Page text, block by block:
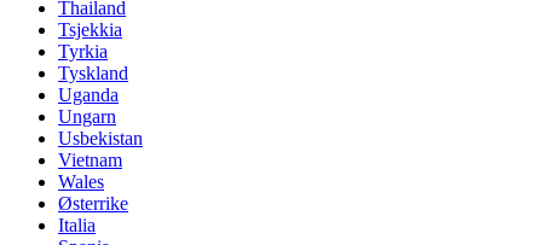
Thailand
Tsjekkia
Tyrkia
Tyskland
Uganda
Ungarn
Usbekistan
Vietnam
Wales
Østerrike
Italia